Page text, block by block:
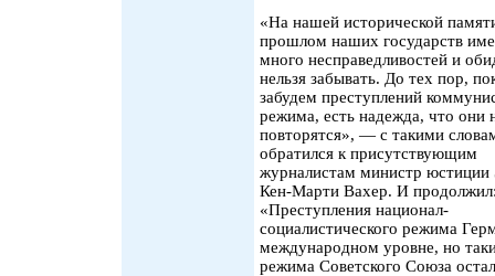
«На нашей исторической
прошлом наших государств
много несправедливостей и
нельзя забывать. До тех пор,
забудем преступлений
режима, есть надежда, что они
повторятся», — с такими
обратился к присутствующим
журналистам министр юстиции
Кен-Марти Вахер. И
«Преступления национал-
социалистического режима
международном уровне, но
режима Советского Союза